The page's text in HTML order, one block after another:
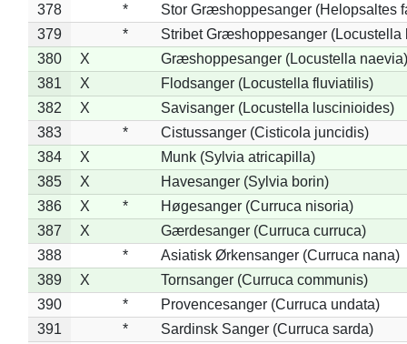
378
*
Stor Græshoppesanger (Helopsaltes
379
*
Stribet Græshoppesanger (Locustella
380
X
Græshoppesanger (Locustella naevia)
381
X
Flodsanger (Locustella fluviatilis)
382
X
Savisanger (Locustella luscinioides)
383
*
Cistussanger (Cisticola juncidis)
384
X
Munk (Sylvia atricapilla)
385
X
Havesanger (Sylvia borin)
386
X *
Høgesanger (Curruca nisoria)
387
X
Gærdesanger (Curruca curruca)
388
*
Asiatisk Ørkensanger (Curruca nana)
389
X
Tornsanger (Curruca communis)
390
*
Provencesanger (Curruca undata)
391
*
Sardinsk Sanger (Curruca sarda)